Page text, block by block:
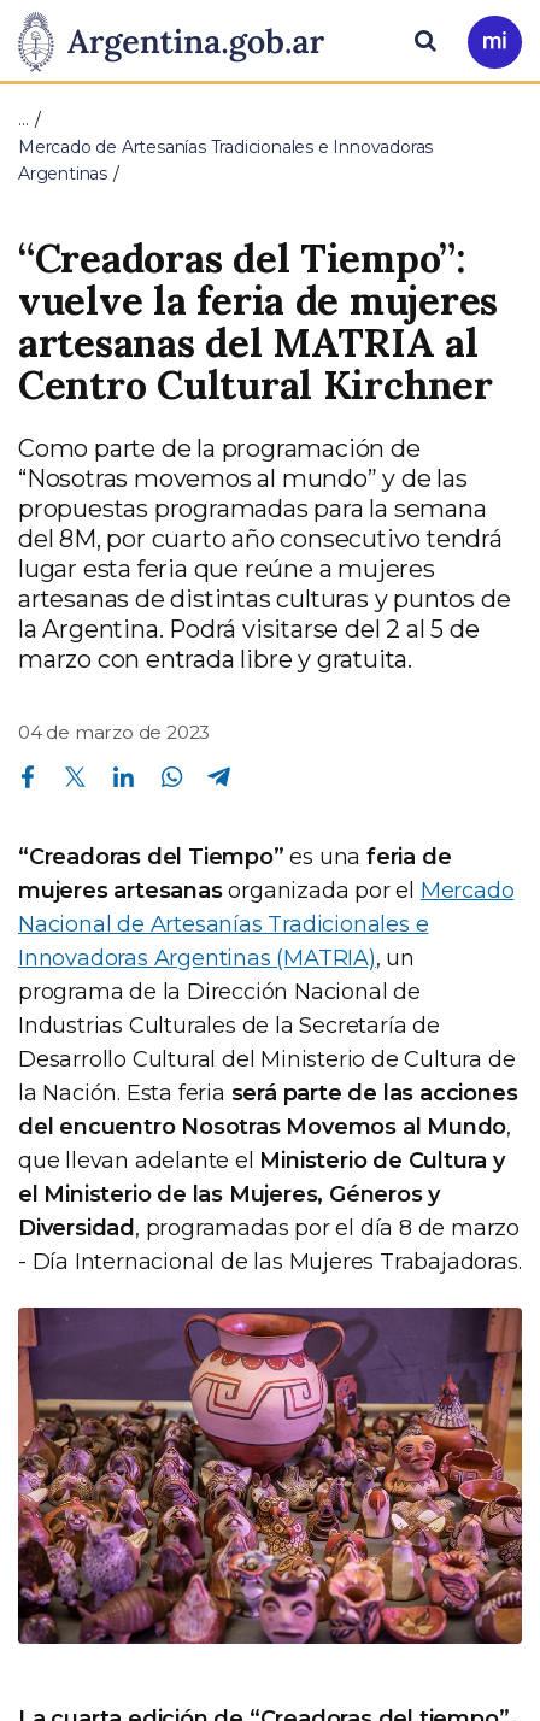
Presidencia
de
la
Pasar al contenido principal
Ir
a
Buscar
…
Mercado de Artesanías Tradicionales e Innovadoras
Argentinas
“Creadoras del Tiempo”:
vuelve la feria de mujeres
artesanas del MATRIA al
Centro Cultural Kirchner
Como parte de la programación de
“Nosotras movemos al mundo” y de las
propuestas programadas para la semana
del 8M, por cuarto año consecutivo tendrá
lugar esta feria que reúne a mujeres
artesanas de distintas culturas y puntos de
la Argentina. Podrá visitarse del 2 al 5 de
marzo con entrada libre y gratuita.
04 de marzo de 2023
Compartir en Facebook Compartir en Twitter Compartir en Linkedin Compartir en Whatsapp
“Creadoras del Tiempo” es unaferia de
mujeres artesanasorganizada por el Mercado
Nacional de Artesanías Tradicionales e
Innovadoras Argentinas (MATRIA), un
programa de la Dirección Nacional de
Industrias Culturales de la Secretaría de
Desarrollo Cultural del Ministerio de Cultura de
la Nación. Esta feria será parte de las acciones
del encuentro Nosotras Movemos al Mundo,
que llevan adelante el Ministerio de Cultura y
el Ministerio de las Mujeres, Géneros y
Diversidad , programadas por el día 8 de marzo
- Día Internacional de las Mujeres Trabajadoras.